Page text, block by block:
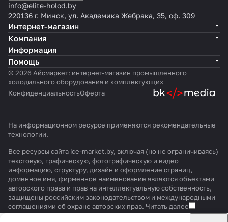
info@elite-holod.by
220136 г. Минск, ул. Академика Жебрака, 35, оф. 309
Интернет-магазин
Компания
Информация
Помощь
© 2026 Айсмаркет: интернет-магазин промышленного
холодильного оборудования и комплектующих
КонфиденциальностьОферта
На информационном ресурсе применяются рекомендательные
технологии.
Все ресурсы сайта ice-market.by, включая (но не ограничиваясь)
текстовую, графическую, фотографическую и видео
информацию, структуру, дизайн и оформление страниц,
доменное имя, фирменное наименование являются объектами
авторского права и прав на интеллектуальную собственность,
защищены российским законодательством и международными
соглашениями об охране авторских прав. Читать далее